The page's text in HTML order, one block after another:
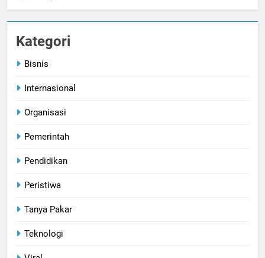
Kategori
Bisnis
Internasional
Organisasi
Pemerintah
Pendidikan
Peristiwa
Tanya Pakar
Teknologi